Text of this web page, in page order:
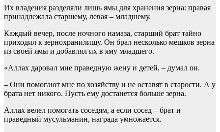
Их владения разделяли лишь ямы для хранения зерна: правая
принадлежала старшему, левая – младшему.
Каждый вечер, после ночного намаза, старший брат тайно
приходил к зернохранилищу. Он брал несколько мешков зерна
из своей ямы и добавлял их в яму младшего.
«Аллах даровал мне праведную жену и детей, – думал он.
– Они помогают мне по хозяйству и не оставят в старости. А у
брата нет никого. Пусть ему достанется больше зерна.
Аллах велел помогать соседям, а если сосед – брат и
праведный мусульманин, награда умножается.